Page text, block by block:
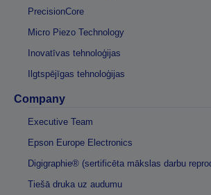
PrecisionCore
Micro Piezo Technology
Inovatīvas tehnoloģijas
Ilgtspējīgas tehnoloģijas
Company
Executive Team
Epson Europe Electronics
Digigraphie® (sertificēta mākslas darbu
Tiešā druka uz audumu